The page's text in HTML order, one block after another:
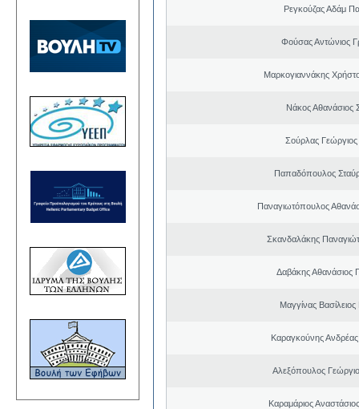
Ρεγκούζας Αδάμ
Φούσας Αντώνιος
Μαρκογιαννάκης
Νάκος Αθανάσιος
Σούρλας
Παπαδόπουλος
Παναγιωτόπουλος
Σκανδαλάκης
Δαβάκης Αθανάσιος
Μαγγίνας
Καραγκούνης Ανδρέας
Αλεξόπουλος
Καραμάριος